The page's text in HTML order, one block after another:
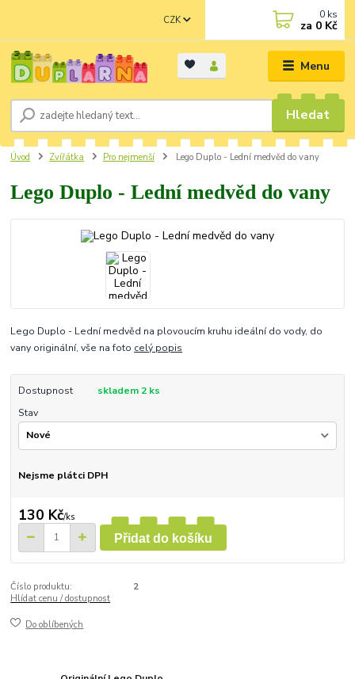
Menu
CZK
Hledat
0 ks
za 0 Kč
Úvod Zvířátka Pro nejmenší Lego Duplo - Lední medvěd do vany
Lego Duplo - Lední medvěd do vany
Lego Duplo - Lední medvěd na plovoucím kruhu ideální do vody, do
vany originální, vše na foto celý popis
Dostupnost
skladem 2 ks
Stav
Nejsme plátci DPH
130 Kč/ks
Přidat do košíku
Číslo produktu:
2
Hlídat cenu / dostupnost
Do oblíbených